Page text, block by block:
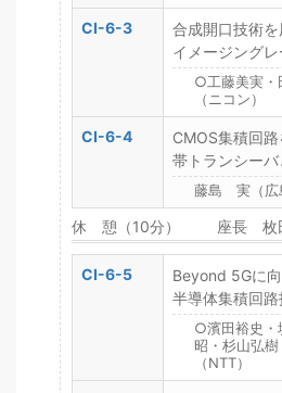
CI-6-3
合成開口技術
イメージング
○工藤美実・
（ニコン）
CI-6-4
CMOS集積回
帯トランシー
藤島 実（広
休 憩（10分） 座長 枚
CI-6-5
Beyond 5Gに
半導体集積回
○濱田裕史
昭・杉山弘樹
（NTT）